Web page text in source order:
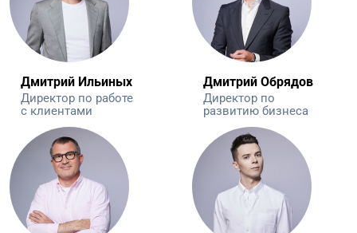
Дмитрий Ильиных
Директор по работе
с клиентами
Дмитрий Обрядов
Директор по
развитию бизнеса